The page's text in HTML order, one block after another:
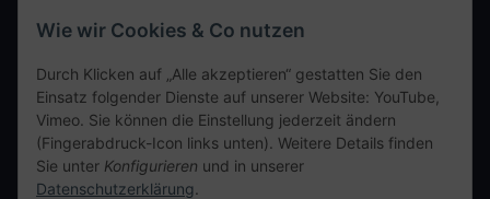
Kontaktdaten
tweet
Wie wir Cookies & Co nutzen
Durch Klicken auf „Alle akzeptieren“ gestatten Sie den
Einsatz folgender Dienste auf unserer Website: YouTube,
Vimeo. Sie können die Einstellung jederzeit ändern
(Fingerabdruck-Icon links unten). Weitere Details finden
Sie unter Konfigurieren und in unserer
Datenschutzerklärung.